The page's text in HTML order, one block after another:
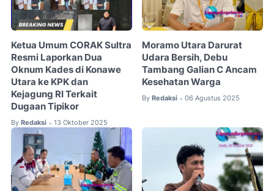
Ketua Umum CORAK Sultra
Resmi Laporkan Dua
Oknum Kades di Konawe
Utara ke KPK dan
Kejagung RI Terkait
Dugaan Tipikor
By Redaksi • 13 Oktober 2025
Moramo Utara Darurat
Udara Bersih, Debu
Tambang Galian C Ancam
Kesehatan Warga
By Redaksi • 06 Agustus 2025